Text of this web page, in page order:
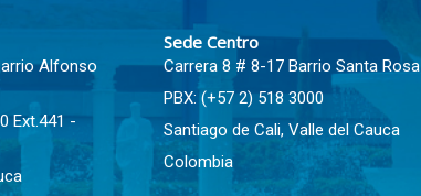
Alfonso
Ext.441 -
Sede Centro
Carrera 8 # 8-17 Barrio Santa Rosa
PBX: (+57 2) 518 3000
Santiago de Cali, Valle del Cauca
Colombia